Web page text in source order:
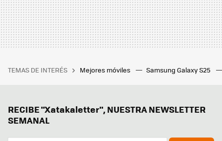
TEMAS DE INTERÉS Mejores móviles Samsung Galaxy S25
RECIBE "Xatakaletter", NUESTRA NEWSLETTER
SEMANAL